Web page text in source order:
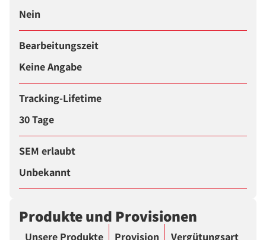
Nein
Bearbeitungszeit
Keine Angabe
Tracking-Lifetime
30 Tage
SEM erlaubt
Unbekannt
Produkte und Provisionen
Unsere Produkte Provision Vergütungsart